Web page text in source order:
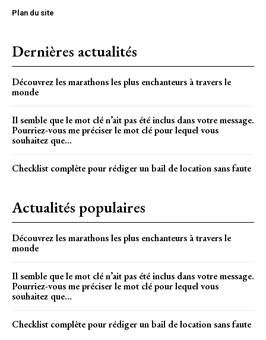
Plan du site
Dernières actualités
Découvrez les marathons les plus enchanteurs à travers le
monde
Il semble que le mot clé n’ait pas été inclus dans votre message.
Pourriez-vous me préciser le mot clé pour lequel vous
souhaitez que...
Checklist complète pour rédiger un bail de location sans faute
Actualités populaires
Découvrez les marathons les plus enchanteurs à travers le
monde
Il semble que le mot clé n’ait pas été inclus dans votre message.
Pourriez-vous me préciser le mot clé pour lequel vous
souhaitez que...
Checklist complète pour rédiger un bail de location sans faute